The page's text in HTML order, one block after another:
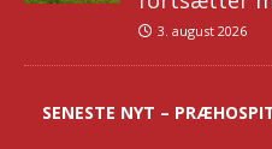
3. august 2026
SENESTE NYT –